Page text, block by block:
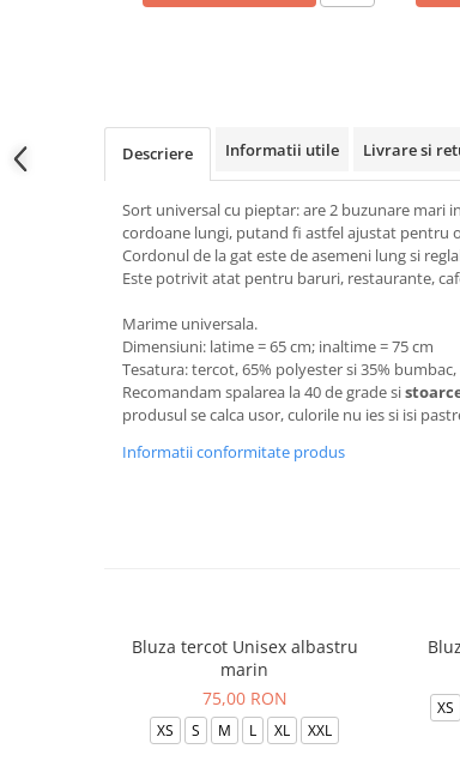
Descriere Informatii utile Livrare si
Sort universal cu pieptar: are 2 buzunare mari
cordoane lungi, putand fi astfel ajustat pentru
Cordonul de la gat este de asemeni lung si
Este potrivit atat pentru baruri, restaurante,
Marime universala.
Dimensiuni: latime = 65 cm; inaltime = 75 cm
Tesatura: tercot, 65% polyester si 35%
Recomandam spalarea la 40 de grade si
produsul se calca usor, culorile nu ies si isi
Informatii conformitate produs
Bluza tercot Unisex albastru
marin
75,00 RON
XS S M L XL XXL
XS